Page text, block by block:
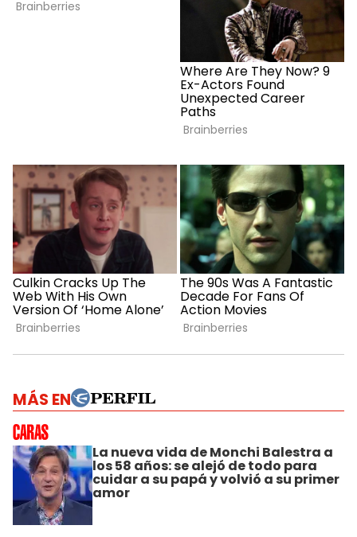
MÁS EN
La nueva vida de Monchi Balestra a
los 58 años: se alejó de todo para
cuidar a su papá y volvió a su primer
amor